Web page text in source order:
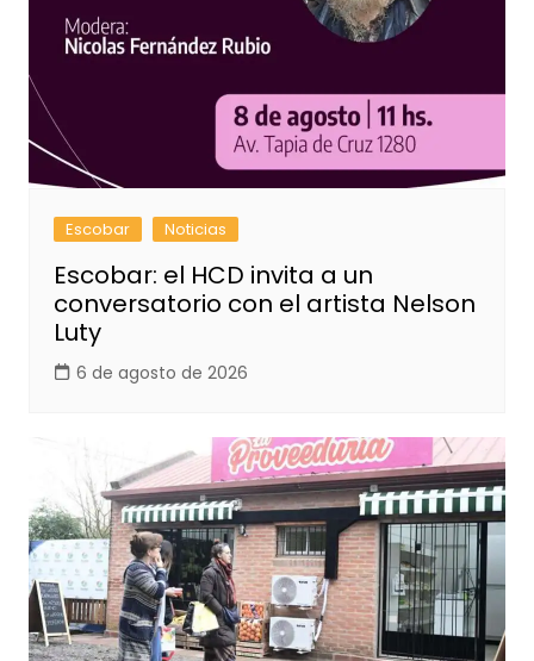
Escobar Noticias
Escobar: el HCD invita a un
conversatorio con el artista Nelson
Luty
6 de agosto de 2026